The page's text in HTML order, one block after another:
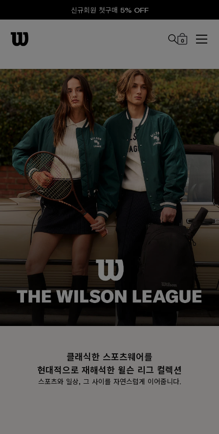
신규회원 첫구매 5% OFF
0
클래식한 스포츠웨어를
현대적으로 재해석한 윌슨 리그 컬렉션
스포츠와 일상, 그 사이를 자연스럽게 이어줍니다.